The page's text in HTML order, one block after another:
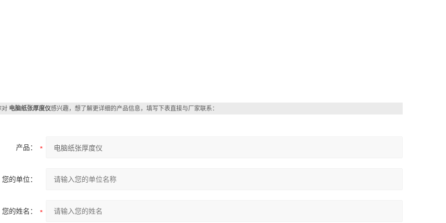
电脑纸张厚度仪感兴趣，想了解更详细的产品信息，填写下表直接与厂家联系：
产品：
您的单位：
您的姓名：